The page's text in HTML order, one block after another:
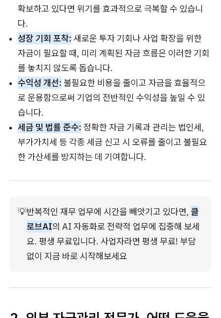
확보하고 있다면 위기를 효과적으로 극복할 수 있습니
다.
성장 기회 포착: 새로운 투자 기회나 사업 확장을 위한
자금이 필요할 때, 미리 계획된 자금 흐름은 이러한 기회
를 놓치지 않도록 돕습니다.
수익성 개선: 불필요한 비용을 줄이고 자금을 효율적으
로 운용함으로써 기업의 전반적인 수익성을 높일 수 있
습니다.
세금 및 법률 준수: 정확한 자금 기록과 관리는 법인세,
부가가치세 등 각종 세금 신고 시 오류를 줄이고 불필요
한 가산세를 방지하는 데 기여합니다.
💡반복적인 재무 업무에 시간을 빼앗기고 있다면, 클
로브AI의 AI 자동화로 전략적 업무에 집중해 보세
요. 평생 무료입니다. 사업자라면 평생 무료! 부담
없이 지금 바로 시작해보세요